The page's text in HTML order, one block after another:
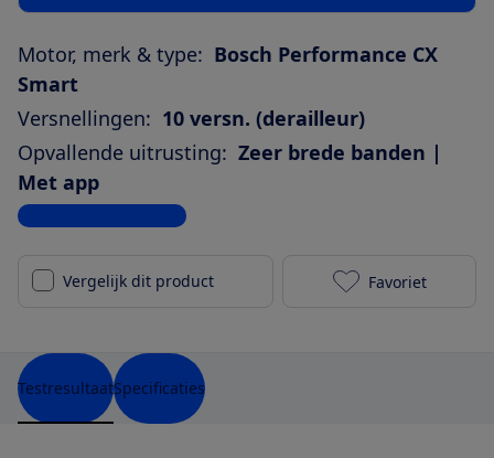
Motor, merk & type: Bosch Performance CX
Smart
Versnellingen: 10 versn. (derailleur)
Opvallende uitrusting: Zeer brede banden |
Met app
Bekijk alle specificaties
Vergelijk dit product Advanced
Favoriet
TestresultaatSpecificaties